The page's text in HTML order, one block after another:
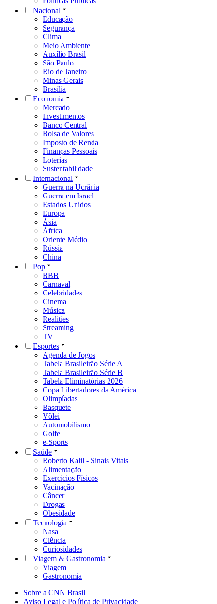
Nacional
Educação
Segurança
Clima
Meio Ambiente
Auxílio Brasil
São Paulo
Rio de Janeiro
Minas Gerais
Brasília
Economia
Mercado
Investimentos
Banco Central
Bolsa de Valores
Imposto de Renda
Finanças Pessoais
Loterias
Sustentabilidade
Internacional
Guerra na Ucrânia
Guerra em Israel
Estados Unidos
Europa
Ásia
África
Oriente Médio
Rússia
China
Pop
BBB
Carnaval
Celebridades
Cinema
Música
Realities
Streaming
TV
Esportes
Agenda de Jogos
Tabela Brasileirão Série A
Tabela Brasileirão Série B
Tabela Eliminatórias 2026
Copa Libertadores da América
Olimpíadas
Basquete
Vôlei
Automobilismo
Golfe
e-Sports
Saúde
Roberto Kalil - Sinais Vitais
Alimentação
Exercícios Físicos
Vacinação
Câncer
Drogas
Obesidade
Tecnologia
Nasa
Ciência
Curiosidades
Viagem & Gastronomia
Viagem
Gastronomia
Sobre a CNN Brasil
Aviso Legal e Política de Privacidade